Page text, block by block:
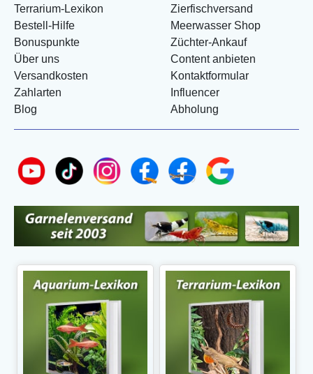
Terrarium-Lexikon
Bestell-Hilfe
Bonuspunkte
Über uns
Versandkosten
Zahlarten
Blog
Zierfischversand
Meerwasser Shop
Züchter-Ankauf
Content anbieten
Kontaktformular
Influencer
Abholung